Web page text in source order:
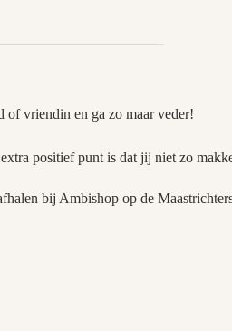
of vriendin en ga zo maar veder!
positief punt is dat jij niet zo
bij Ambishop op de